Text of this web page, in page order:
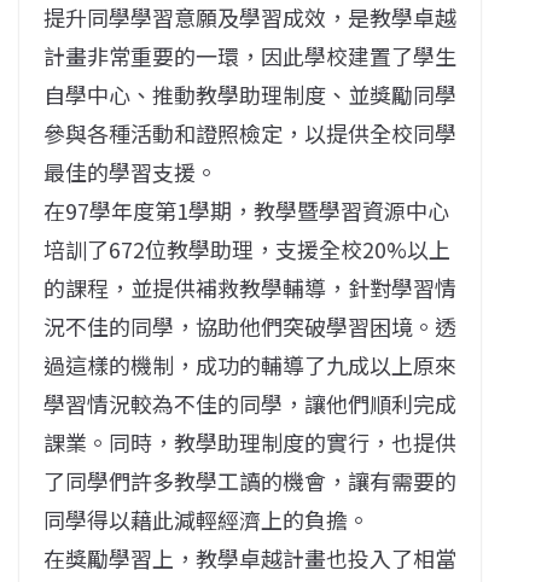
提升同學學習意願及學習成效，是教學卓越
計畫非常重要的一環，因此學校建置了學生
自學中心、推動教學助理制度、並獎勵同學
參與各種活動和證照檢定，以提供全校同學
最佳的學習支援。
在97學年度第1學期，教學暨學習資源中心
培訓了672位教學助理，支援全校20%以上
的課程，並提供補救教學輔導，針對學習情
況不佳的同學，協助他們突破學習困境。透
過這樣的機制，成功的輔導了九成以上原來
學習情況較為不佳的同學，讓他們順利完成
課業。同時，教學助理制度的實行，也提供
了同學們許多教學工讀的機會，讓有需要的
同學得以藉此減輕經濟上的負擔。
在獎勵學習上，教學卓越計畫也投入了相當